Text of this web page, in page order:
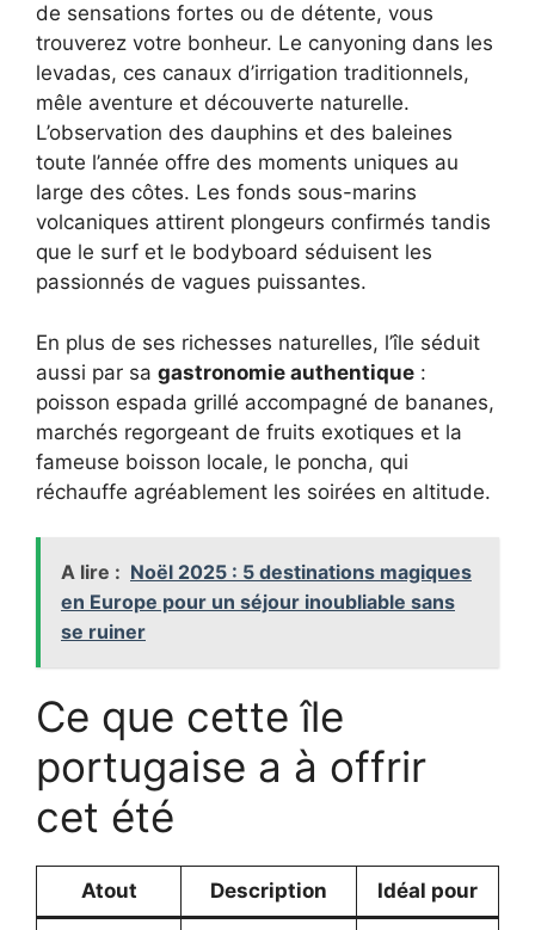
de sensations fortes ou de détente, vous
trouverez votre bonheur. Le canyoning dans les
levadas, ces canaux d’irrigation traditionnels,
mêle aventure et découverte naturelle.
L’observation des dauphins et des baleines
toute l’année offre des moments uniques au
large des côtes. Les fonds sous-marins
volcaniques attirent plongeurs confirmés tandis
que le surf et le bodyboard séduisent les
passionnés de vagues puissantes.
En plus de ses richesses naturelles, l’île séduit
aussi par sa gastronomie authentique :
poisson espada grillé accompagné de bananes,
marchés regorgeant de fruits exotiques et la
fameuse boisson locale, le poncha, qui
réchauffe agréablement les soirées en altitude.
A lire : Noël 2025 : 5 destinations magiques
en Europe pour un séjour inoubliable sans
se ruiner
Ce que cette île
portugaise a à offrir
cet été
Atout Description Idéal pour